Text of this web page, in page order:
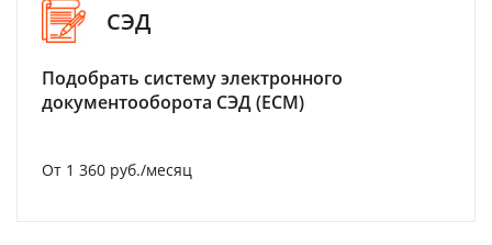
СЭД
Подобрать систему электронного
документооборота СЭД (ECM)
От 1 360 руб./месяц